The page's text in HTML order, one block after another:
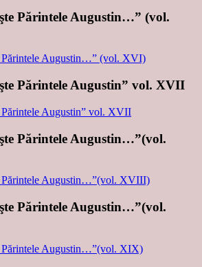
Părintele Augustin…” (vol.
Părintele Augustin” vol. XVII
Părintele Augustin…”(vol.
Părintele Augustin…”(vol.